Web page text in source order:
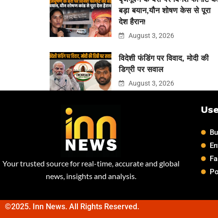
बड़ा बयान,यौन शोषण केस से पूरा
देश हैरान!
August 3, 2026
विदेशी फंडिंग पर विवाद, मोदी की
डिग्री पर सवाल
August 3, 2026
Your trusted source for real-time, accurate and global
news, insights and analysis.
©2025. Inn News. All Rights Reserved.